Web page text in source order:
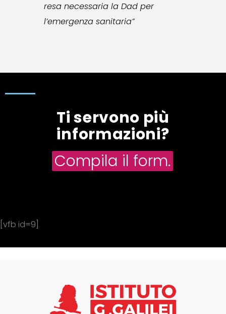
resa necessaria la Dad per
l’emergenza sanitaria”
Ti servono più
informazioni?
Compila il form.
[vfb id=9]